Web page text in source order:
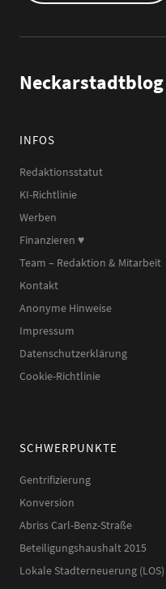
Neckarstadtblog
INFOS
Redaktionsstatut
KI-Richtlinie
Werben
Finanzieren ♥︎
Team – Redaktion & Mitarbeit
Kontakt
Anonyme Hinweise
Impressum
Datenschutzerklärung
Cookie-Richtlinie
SCHWERPUNKTE
Gentrifizierung
Konversion
Abriss Carl-Benz-Straße
Beteiligungshaushalt 2015
Lokale Stadterneuerung (LOS)